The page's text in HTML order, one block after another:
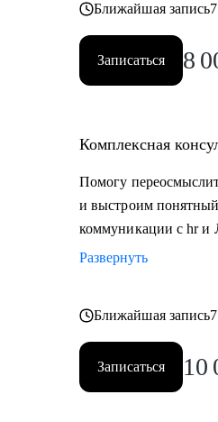
Ближайшая запись
Записаться 8
Комплексная
Помогу
и выстроим
коммуникации с hr и
Развернуть
Ближайшая запись
Записаться 10